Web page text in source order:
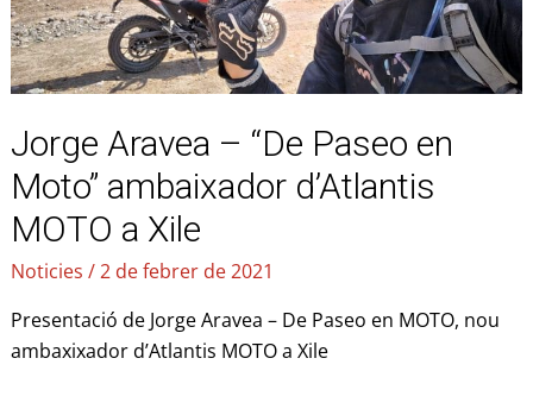
Jorge Aravea – “De Paseo en
Moto” ambaixador d’Atlantis
MOTO a Xile
Noticies /2 de febrer de 2021
Presentació de Jorge Aravea – De Paseo en MOTO, nou
ambaxixador d’Atlantis MOTO a Xile
ambaixador
d’Atlantis
MOTO
Xile